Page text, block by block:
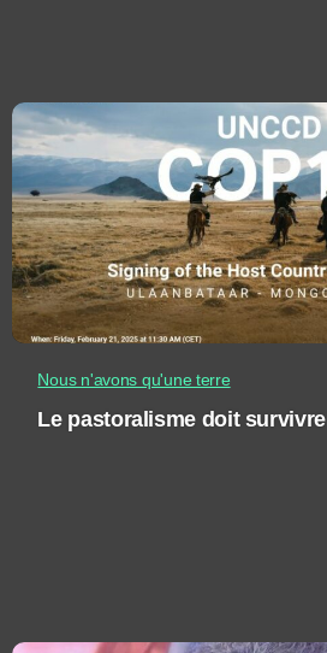
Nous n'avons qu'une terre
Le pastoralisme doit survivre